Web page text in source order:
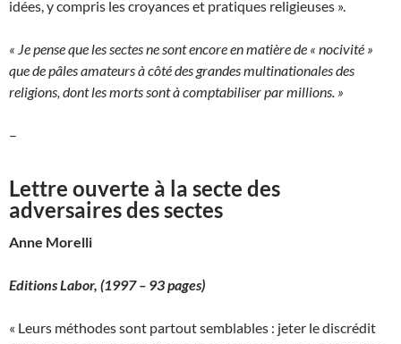
idées, y compris les croyances et pratiques religieuses ».
« Je pense que les sectes ne sont encore en matière de « nocivité »
que de pâles amateurs à côté des grandes multinationales des
religions, dont les morts sont à comptabiliser par millions. »
–
Lettre ouverte à la secte des
adversaires des sectes
Anne Morelli
Editions Labor, (1997 – 93 pages)
« Leurs méthodes sont partout semblables : jeter le discrédit